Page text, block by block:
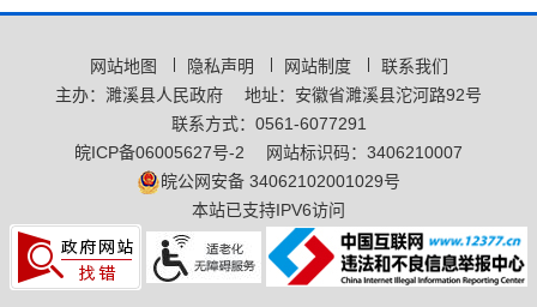
网站地图 隐私声明 网站制度
联系我们
主办：濉溪县人民政府
地址：安徽省濉溪县沱河路92号
联系方式：0561-6077291
皖ICP备06005627号-2
网站标识码：3406210007
皖公网安备 34062102001029号
本站已支持IPV6访问